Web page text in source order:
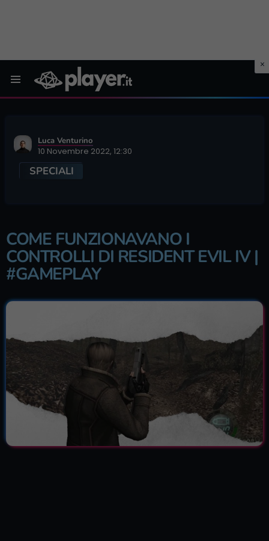
Luca Venturino
10 Novembre 2022, 12:30
SPECIALI
COME FUNZIONAVANO I
CONTROLLI DI RESIDENT EVIL IV |
#GAMEPLAY